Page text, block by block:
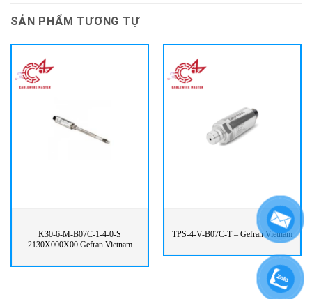
SẢN PHẨM TƯƠNG TỰ
K30-6-M-B07C-1-4-0-S
2130X000X00 Gefran Vietnam
TPS-4-V-B07C-T – Gefran Vietnam